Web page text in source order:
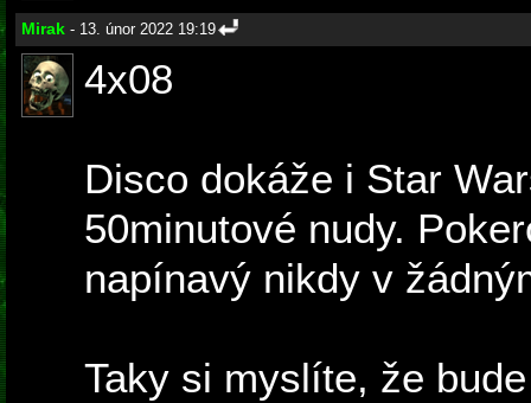
Mirak - 13. únor 2022 19:19
4x08
Disco dokáže i Star
50minutové nudy.
napínavý nikdy v
Taky si myslíte, že